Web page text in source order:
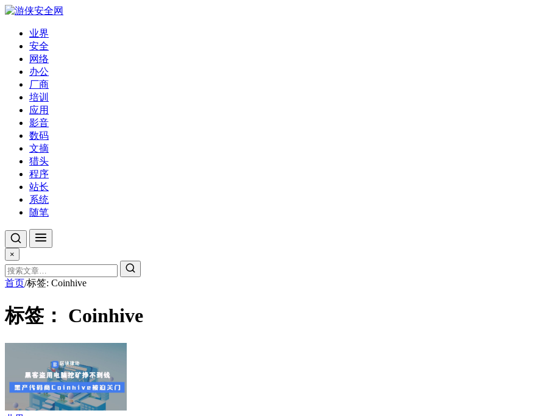
业界
安全
网络
办公
厂商
培训
应用
影音
数码
文摘
猎头
程序
站长
系统
随笔
×
首页/标签: Coinhive
标签： Coinhive